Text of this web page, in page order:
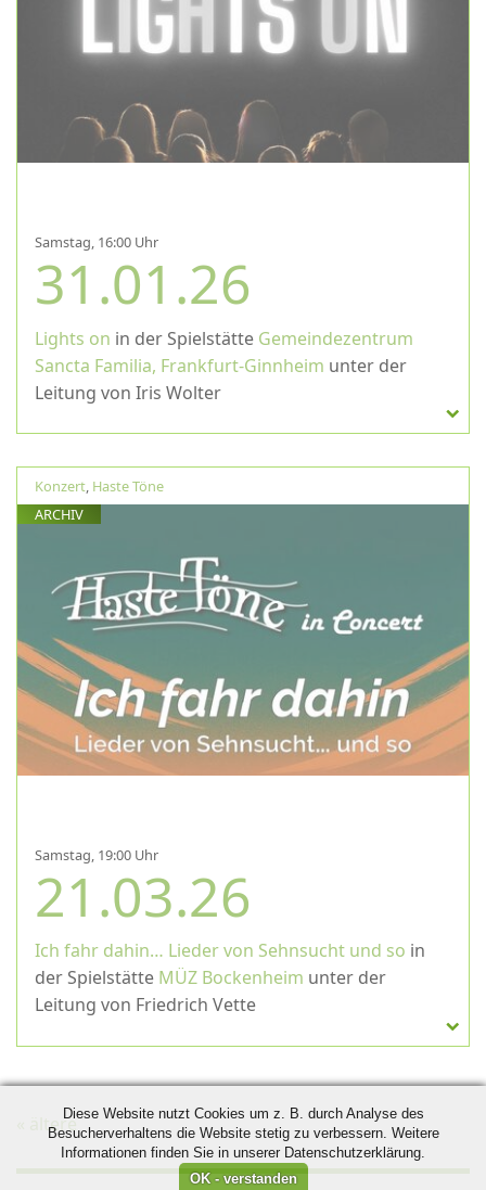
Samstag, 16:00 Uhr
31.01.26
Lights on in der Spielstätte Gemeindezentrum
Sancta Familia, Frankfurt-Ginnheim unter der
Leitung von Iris Wolter
Konzert, Haste Töne
ARCHIV
Samstag, 19:00 Uhr
21.03.26
Ich fahr dahin… Lieder von Sehnsucht und so in
der Spielstätte MÜZ Bockenheim unter der
Leitung von Friedrich Vette
ältereDiese Website nutzt Cookies um z. B. durch Analyse des
Besucherverhaltens die Website stetig zu verbessern. Weitere
Informationen finden Sie in unserer Datenschutzerklärung.